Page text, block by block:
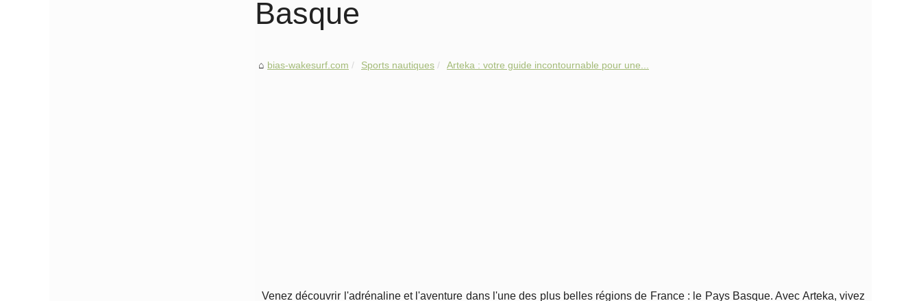
Basque
bias-wakesurf.com Sports nautiques Arteka : votre guide incontournable pour une...
Venez découvrir l'adrénaline et l'aventure dans l'une des plus belles régions de France : le Pays Basque. Avec Arteka, vivez